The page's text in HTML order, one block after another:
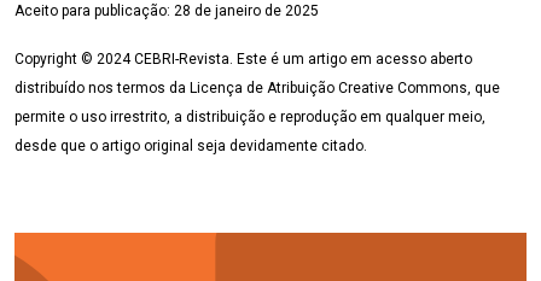
Aceito para publicação: 28 de janeiro de 2025
Copyright © 2024 CEBRI-Revista. Este é um artigo em acesso aberto
distribuído nos termos da Licença de Atribuição Creative Commons, que
permite o uso irrestrito, a distribuição e reprodução em qualquer meio,
desde que o artigo original seja devidamente citado.